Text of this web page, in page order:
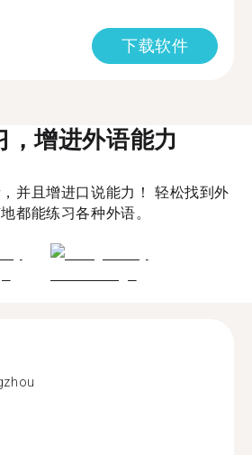
下载软件
，增进外语能力
并且增进口说能力！ 轻松找到外
都能练习各种外语。